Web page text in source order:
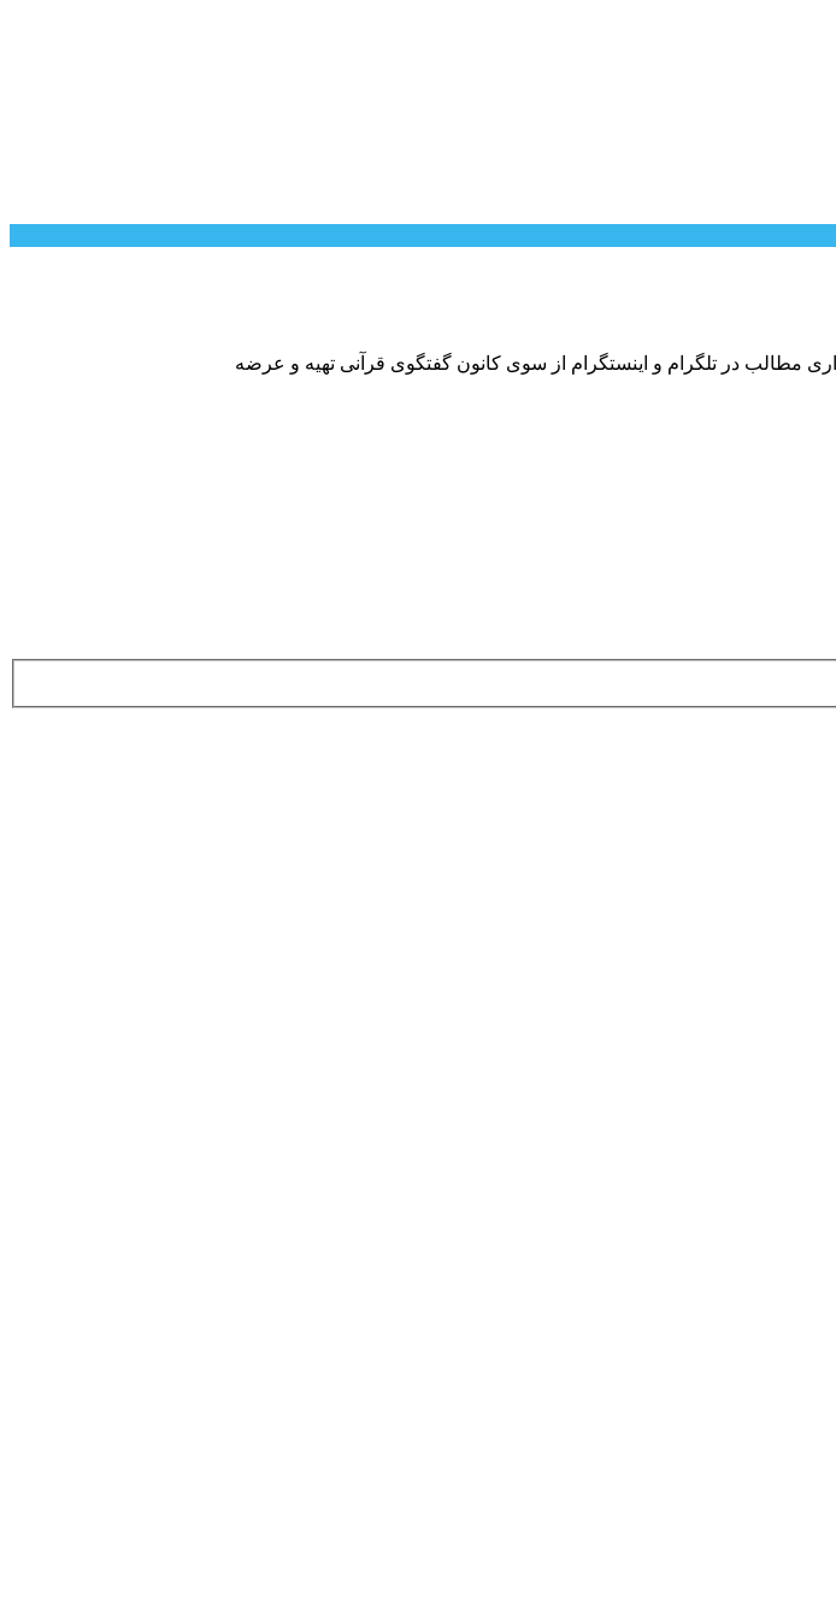
مطالب در تلگرام و اینستگرام از سوی کانون گفتگوی قرآنی تهیه و عرضه